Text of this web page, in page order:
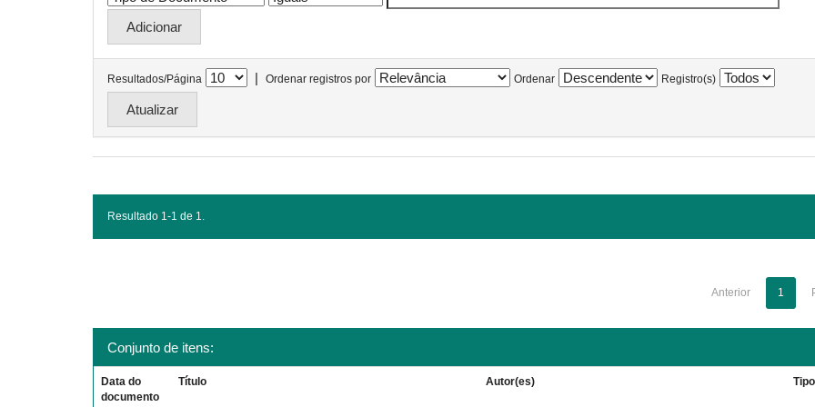
Resultados/Página | Ordenar registros por Ordenar Registro(s)
Resultado 1-1 de 1.
Anterior 1
Conjunto de itens:
Data do
documento
Título Autor(es) Tipo